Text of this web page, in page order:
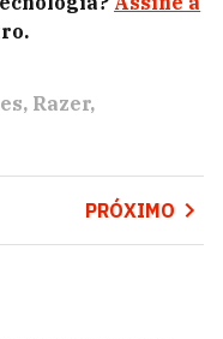
Razer
PRÓXIMO